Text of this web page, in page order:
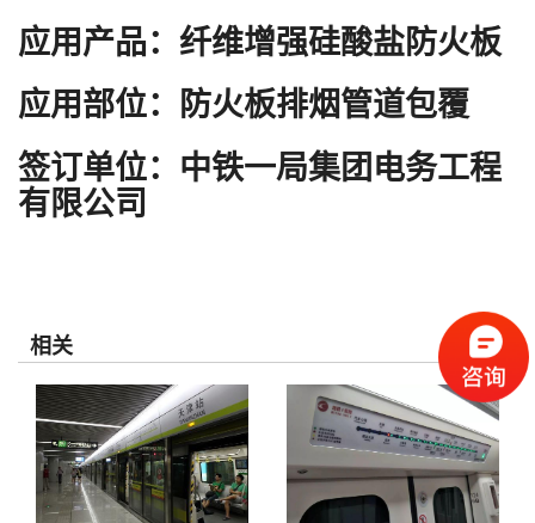
应用产品：纤维增强硅酸盐防火板
应用部位：防火板排烟管道包覆
签订单位：中铁一局集团电务工程
有限公司
相关